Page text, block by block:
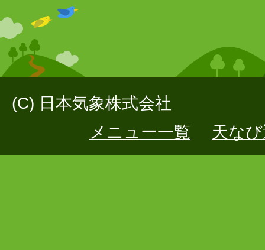
(C) 日本気象株式会社
メニュー一覧
天な